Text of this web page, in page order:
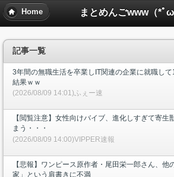
まとめんごwww（*ﾟω
Home
記事一覧
3年間の無職生活を卒業しIT関連の企業に就職し
結果ｗｗ
(2026/08/09 14:01)ふぇー速
【閲覧注意】女性向けバイブ、進化しすぎて寄生
まう・・・
(2026/08/09 14:00)VIPPER速報
【悲報】ワンピース原作者・尾田栄一郎さん、他
家」という肩書きに不満